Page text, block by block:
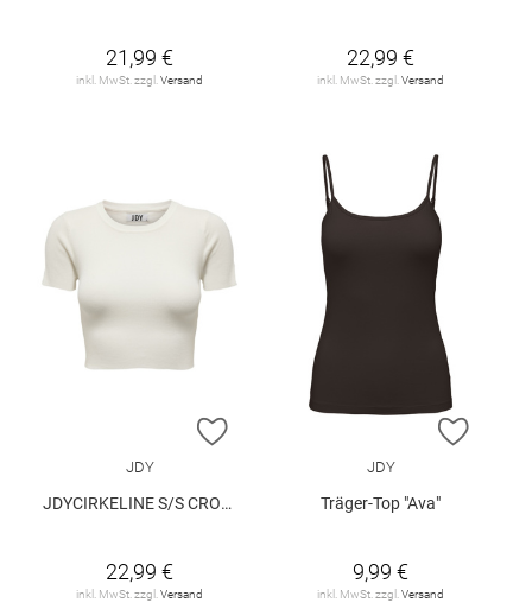
21,99 €
inkl. MwSt. zzgl. Versand
22,99 €
inkl. MwSt. zzgl. Versand
ZUR WUNSCHLISTE HINZUFÜGEN
JDY
JDYCIRKELINE S/S CROP TOP KNT
22,99 €
inkl. MwSt. zzgl. Versand
ZUR
JDY
Träger-Top "Ava"
9,99 €
inkl. MwSt. zzgl. Versand